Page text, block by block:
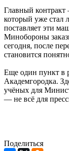
Главный
который уже стал
поставляет эти
Минобороны
сегодня, после
становится
Еще один пункт в
Академгородка.
учёных для
— не всё для
Поделиться